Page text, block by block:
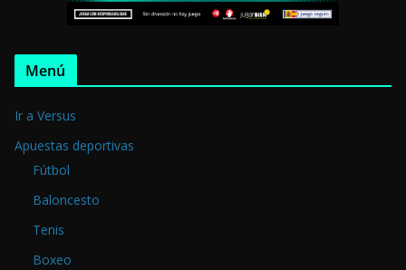
Menú
Ir a Versus
Apuestas deportivas
Fútbol
Baloncesto
Tenis
Boxeo